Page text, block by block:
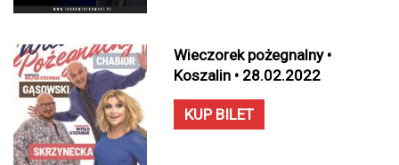
Wieczorek pożegnalny •
Koszalin • 28.02.2022
KUP BILET